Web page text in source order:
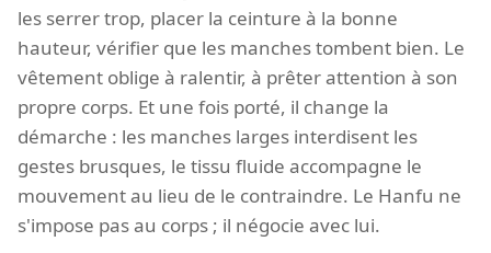
les serrer trop, placer la ceinture à la bonne
hauteur, vérifier que les manches tombent bien. Le
vêtement oblige à ralentir, à prêter attention à son
propre corps. Et une fois porté, il change la
démarche : les manches larges interdisent les
gestes brusques, le tissu fluide accompagne le
mouvement au lieu de le contraindre. Le Hanfu ne
s'impose pas au corps ; il négocie avec lui.